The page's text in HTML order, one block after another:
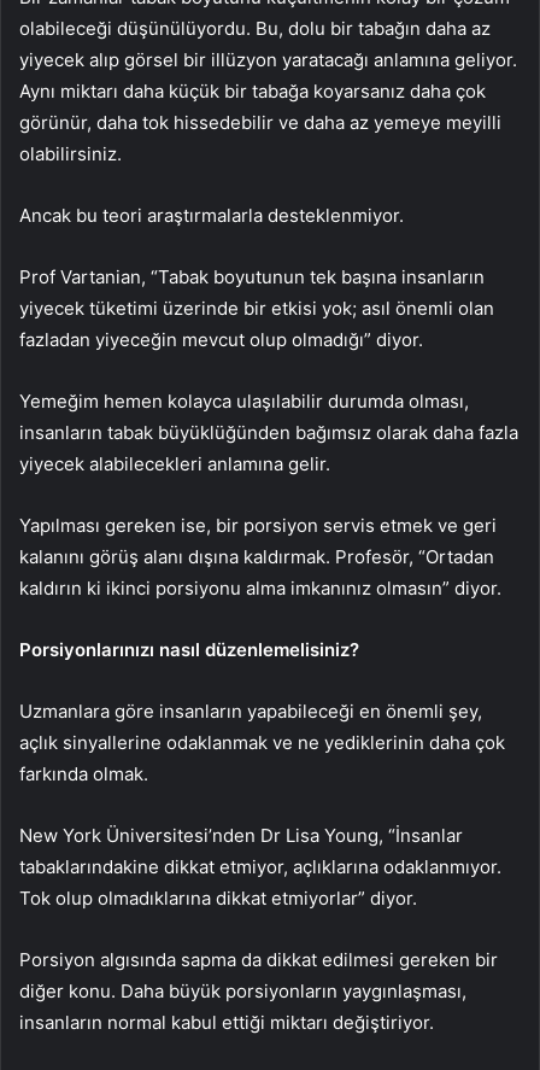
olabileceği düşünülüyordu. Bu, dolu bir tabağın daha az
yiyecek alıp görsel bir illüzyon yaratacağı anlamına geliyor.
Aynı miktarı daha küçük bir tabağa koyarsanız daha çok
görünür, daha tok hissedebilir ve daha az yemeye meyilli
olabilirsiniz.
Ancak bu teori araştırmalarla desteklenmiyor.
Prof Vartanian, “Tabak boyutunun tek başına insanların
yiyecek tüketimi üzerinde bir etkisi yok; asıl önemli olan
fazladan yiyeceğin mevcut olup olmadığı” diyor.
Yemeğim hemen kolayca ulaşılabilir durumda olması,
insanların tabak büyüklüğünden bağımsız olarak daha fazla
yiyecek alabilecekleri anlamına gelir.
Yapılması gereken ise, bir porsiyon servis etmek ve geri
kalanını görüş alanı dışına kaldırmak. Profesör, “Ortadan
kaldırın ki ikinci porsiyonu alma imkanınız olmasın” diyor.
Porsiyonlarınızı nasıl düzenlemelisiniz?
Uzmanlara göre insanların yapabileceği en önemli şey,
açlık sinyallerine odaklanmak ve ne yediklerinin daha çok
farkında olmak.
New York Üniversitesi’nden Dr Lisa Young, “İnsanlar
tabaklarındakine dikkat etmiyor, açlıklarına odaklanmıyor.
Tok olup olmadıklarına dikkat etmiyorlar” diyor.
Porsiyon algısında sapma da dikkat edilmesi gereken bir
diğer konu. Daha büyük porsiyonların yaygınlaşması,
insanların normal kabul ettiği miktarı değiştiriyor.